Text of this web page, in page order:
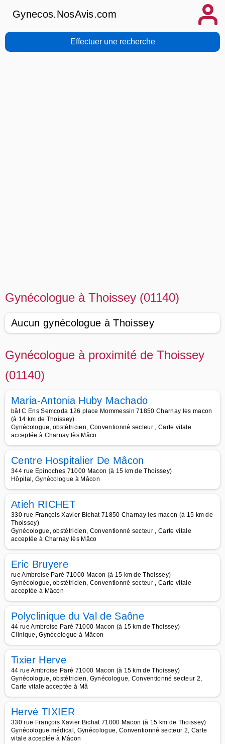
Gynecos.NosAvis.com
Effectuer une recherche
Gynécologue à Thoissey (01140)
Aucun gynécologue à Thoissey
Gynécologue à proximité de Thoissey
(01140)
Maria-Antonia Huby Machado
bât C Ens Semcoda 126 place Mommessin 71850 Charnay les macon
(à 14 km de Thoissey)
Gynécologue, obstétricien, Conventionné secteur , Carte vitale
acceptée à Charnay lès Mâco
Centre Hospitalier De Mâcon
344 rue Epinoches 71000 Macon (à 15 km de Thoissey)
Hôpital, Gynécologue à Mâcon
Atieh RICHET
330 rue François Xavier Bichat 71850 Charnay les macon (à 15 km de
Thoissey)
Gynécologue, obstétricien, Conventionné secteur , Carte vitale
acceptée à Charnay lès Mâco
Eric Bruyere
rue Ambroise Paré 71000 Macon (à 15 km de Thoissey)
Gynécologue, obstétricien, Conventionné secteur , Carte vitale
acceptée à Mâcon
Polyclinique du Val de Saône
44 rue Ambroise Paré 71000 Macon (à 15 km de Thoissey)
Clinique, Gynécologue à Mâcon
Tixier Herve
44 rue Ambroise Paré 71000 Macon (à 15 km de Thoissey)
Gynécologue, obstétricien, Gynécologue, Conventionné secteur 2,
Carte vitale acceptée à Mâ
Hervé TIXIER
330 rue François Xavier Bichat 71000 Macon (à 15 km de Thoissey)
Gynécologue médical, Gynécologue, Conventionné secteur 2, Carte
vitale acceptée à Mâcon